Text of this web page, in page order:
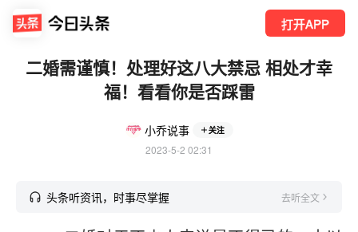
打开APP
二婚需谨慎！处理好这八大禁忌 相处才幸
福！看看你是否踩雷
小乔说事 关注
2023-5-2 02:31
头条听资讯，时事尽掌握 去听全文